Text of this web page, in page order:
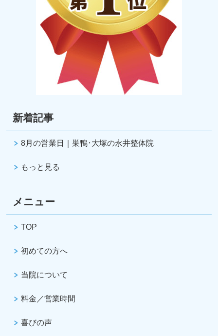
新着記事
8月の営業日｜巣鴨･大塚の永井整体院
もっと見る
メニュー
TOP
初めての方へ
当院について
料金／営業時間
喜びの声